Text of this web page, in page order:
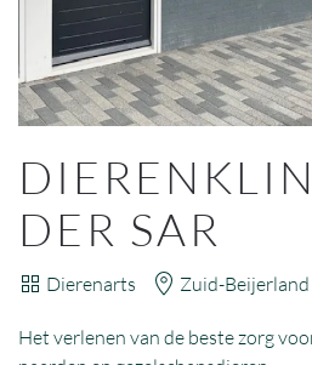
DER SAR
Dierenarts Zuid-Beijerland
Het verlenen van de beste zorg